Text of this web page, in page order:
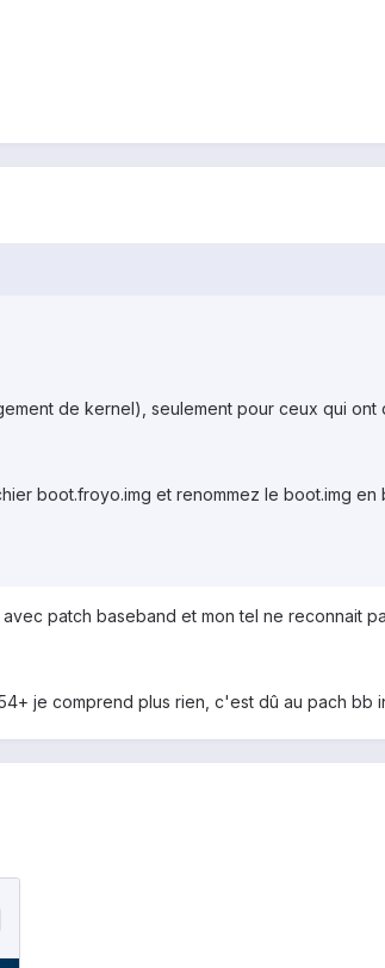
de kernel), seulement pour ceux qui ont
boot.froyo.img et renommez le boot.img en
patch baseband et mon tel ne reconnait
je comprend plus rien, c'est dû au pach bb